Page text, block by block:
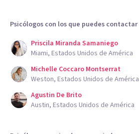
Psicólogos con los que puedes contactar
Priscila Miranda Samaniego
Miami, Estados Unidos de América
Michelle Coccaro Montserrat
Weston, Estados Unidos de América
Agustin De Brito
Austin, Estados Unidos de América